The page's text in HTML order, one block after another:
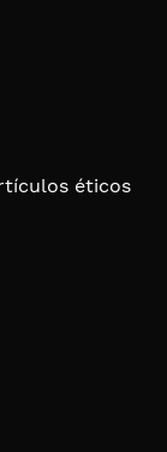
éticos